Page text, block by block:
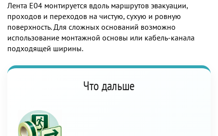
Лента E04 монтируется вдоль маршрутов эвакуации,
проходов и переходов на чистую, сухую и ровную
поверхность. Для сложных оснований возможно
использование монтажной основы или кабель-канала
подходящей ширины.
Что дальше